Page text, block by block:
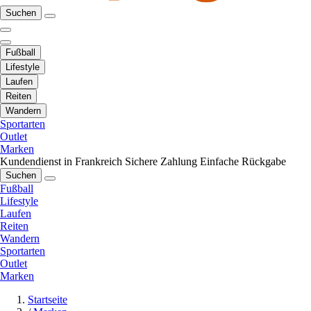
Suchen
Fußball
Lifestyle
Laufen
Reiten
Wandern
Sportarten
Outlet
Marken
Kundendienst in Frankreich Sichere Zahlung Einfache Rückgabe
Suchen
Fußball
Lifestyle
Laufen
Reiten
Wandern
Sportarten
Outlet
Marken
Startseite